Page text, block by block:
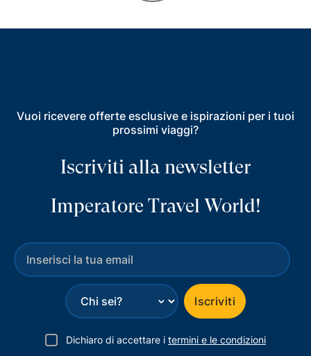
Vuoi ricevere offerte esclusive e ispirazioni per i tuoi
prossimi viaggi?
Iscriviti alla newsletter
Imperatore Travel World!
⌄ Iscriviti
Dichiaro di accettare i termini e le condizioni